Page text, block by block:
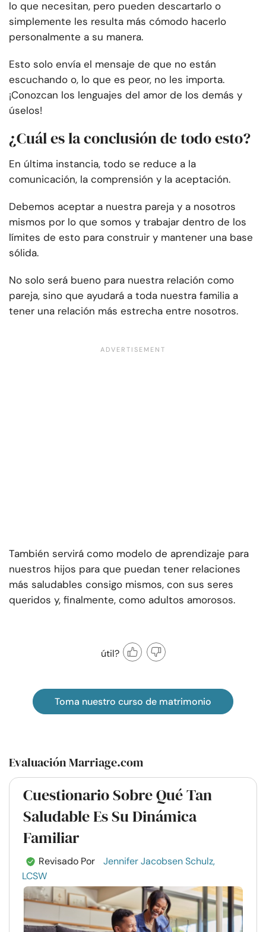
lo que necesitan, pero pueden descartarlo o
simplemente les resulta más cómodo hacerlo
personalmente a su manera.
Esto solo envía el mensaje de que no están
escuchando o, lo que es peor, no les importa.
¡Conozcan los lenguajes del amor de los demás y
úselos!
¿Cuál es la conclusión de todo esto?
En última instancia, todo se reduce a la
comunicación, la comprensión y la aceptación.
Debemos aceptar a nuestra pareja y a nosotros
mismos por lo que somos y trabajar dentro de los
límites de esto para construir y mantener una base
sólida.
No solo será bueno para nuestra relación como
pareja, sino que ayudará a toda nuestra familia a
tener una relación más estrecha entre nosotros.
También servirá como modelo de aprendizaje para
nuestros hijos para que puedan tener relaciones
más saludables consigo mismos, con sus seres
queridos y, finalmente, como adultos amorosos.
útil?
Toma nuestro curso de matrimonio
Evaluación Marriage.com
Cuestionario Sobre Qué Tan
Saludable Es Su Dinámica
Familiar
Revisado Por
Jennifer Jacobsen Schulz,
LCSW